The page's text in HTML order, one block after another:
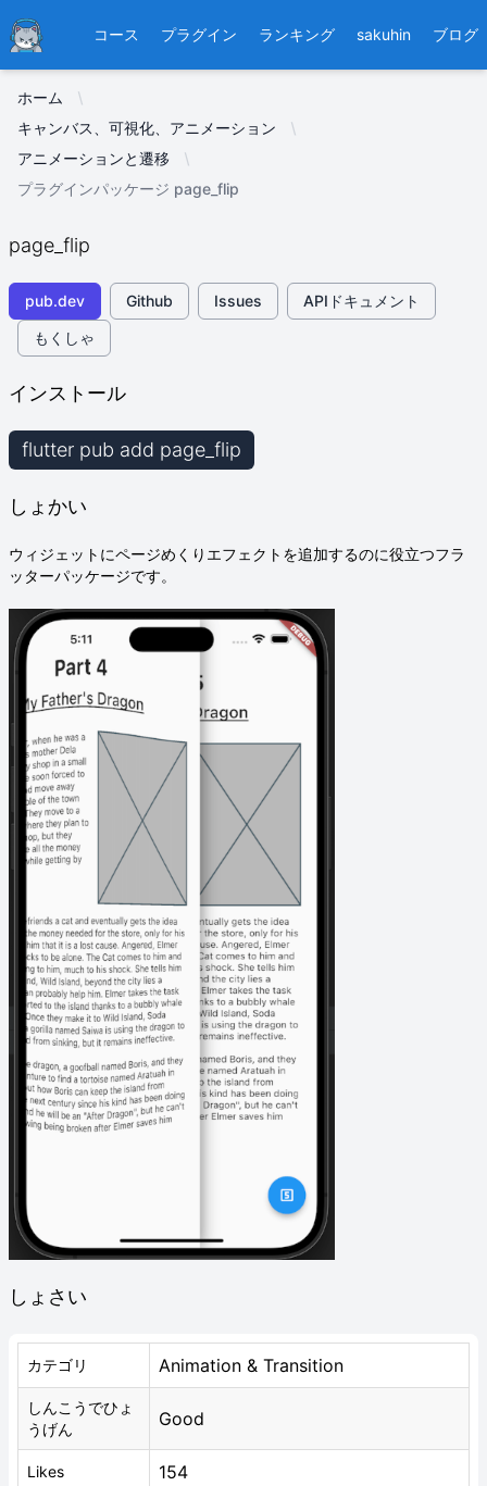
Ducafecat コース プラグイン ランキング sakuhin ブログ
ホーム
キャンバス、可視化、アニメーション
アニメーションと遷移
プラグインパッケージ page_flip
page_flip
pub.dev Github Issues
APIドキュメント
もくしゃ
インストール
flutter pub add page_flip
しょかい
ウィジェットにページめくりエフェクトを追加するのに役立つフラ
ッターパッケージです。
しょさい
カテゴリ Animation & Transition
しんこうでひょ
うげん
Good
Likes 154